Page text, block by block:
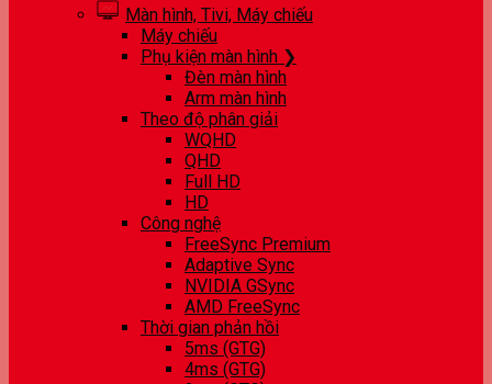
Màn hình, Tivi, Máy chiếu
Máy chiếu
Phụ kiện màn hình ❯
Đèn màn hình
Arm màn hình
Theo độ phân giải
WQHD
QHD
Full HD
HD
Công nghệ
FreeSync Premium
Adaptive Sync
NVIDIA GSync
AMD FreeSync
Thời gian phản hồi
5ms (GTG)
4ms (GTG)